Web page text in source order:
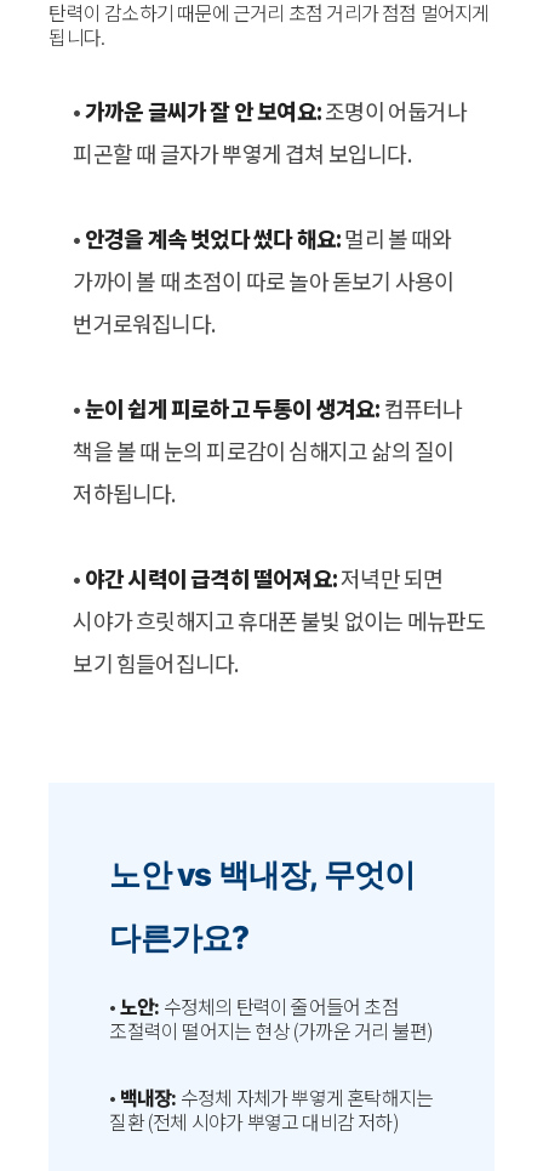
탄력이 감소하기 때문에 근거리 초점 거리가 점점 멀어지게
됩니다.
•가까운 글씨가 잘 안 보여요:조명이 어둡거나
피곤할 때 글자가 뿌옇게 겹쳐 보입니다.
•안경을 계속 벗었다 썼다 해요:멀리 볼 때와
가까이 볼 때 초점이 따로 놀아 돋보기 사용이
번거로워집니다.
•눈이 쉽게 피로하고 두통이 생겨요:컴퓨터나
책을 볼 때 눈의 피로감이 심해지고 삶의 질이
저하됩니다.
•야간 시력이 급격히 떨어져요:저녁만 되면
시야가 흐릿해지고 휴대폰 불빛 없이는 메뉴판도
보기 힘들어집니다.
노안 vs 백내장, 무엇이
다른가요?
•노안: 수정체의 탄력이 줄어들어 초점
조절력이 떨어지는 현상 (가까운 거리 불편)
• 백내장: 수정체 자체가 뿌옇게 혼탁해지는
질환 (전체 시야가 뿌옇고 대비감 저하)